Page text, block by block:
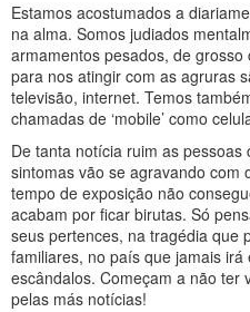
Estamos acostumados a
na alma. Somos judiados
armamentos pesados, de
para nos atingir com as agruras
televisão, internet. Temos
chamadas de ‘mobile’ como
De tanta notícia ruim as
sintomas vão se agravando com
tempo de exposição não
acabam por ficar birutas. Só
seus pertences, na tragédia que
familiares, no país que jamais
escândalos. Começam a não ter
pelas más notícias!